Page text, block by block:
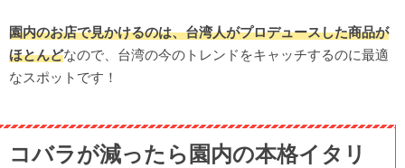
園内のお店で見かけるのは、台湾人がプロデュースした商品が
ほとんどなので、台湾の今のトレンドをキャッチするのに最適
なスポットです！
コバラが減ったら園内の本格イタリ